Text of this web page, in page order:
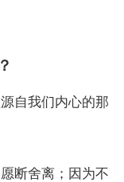
自我们内心的那
断舍离；因为不